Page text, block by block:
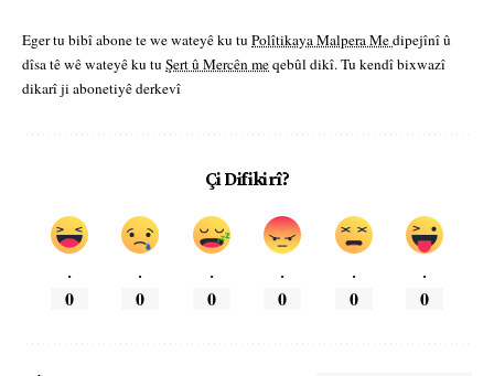
Eger tu bibî abone te we wateyê ku tu Polîtikaya Malpera Medipejînî û
dîsa tê wê wateyê ku tu Şert û Mercên meqebûl dikî. Tu kendî bixwazî
dikarî ji abonetiyê derkevî
Çi Difikirî?
.
0
.
0
.
0
.
0
.
0
.
0